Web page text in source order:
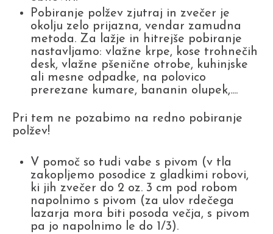
Pobiranje polžev zjutraj in zvečer je
okolju zelo prijazna, vendar zamudna
metoda. Za lažje in hitrejše pobiranje
nastavljamo: vlažne krpe, kose trohnečih
desk, vlažne pšenične otrobe, kuhinjske
ali mesne odpadke, na polovico
prerezane kumare, bananin olupek,....
Pri tem ne pozabimo na redno pobiranje
polžev!
V pomoč so tudi vabe s pivom (v tla
zakopljemo posodice z gladkimi robovi,
ki jih zvečer do 2 oz. 3 cm pod robom
napolnimo s pivom (za ulov rdečega
lazarja mora biti posoda večja, s pivom
pa jo napolnimo le do 1/3).